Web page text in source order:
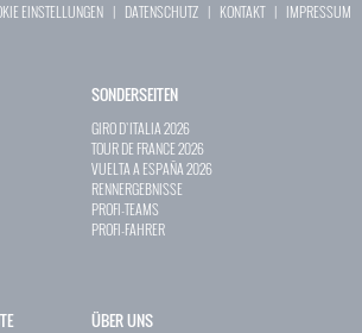
EINSTELLUNGEN | DATENSCHUTZ | KONTAKT| IMPRESSUM
SONDERSEITEN
GIRO D`ITALIA 2026
TOUR DE FRANCE 2026
VUELTA A ESPAÑA 2026
RENNERGEBNISSE
PROFI-TEAMS
PROFI-FAHRER
ÜBER UNS